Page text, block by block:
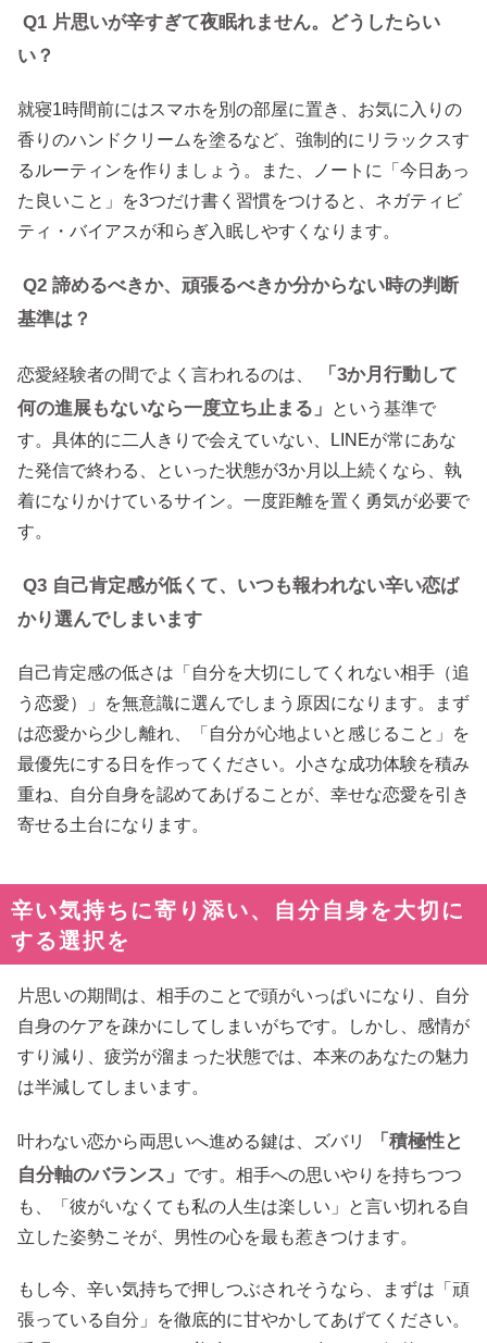
Q1 片思いが辛すぎて夜眠れません。どうしたらい
い？
就寝1時間前にはスマホを別の部屋に置き、お気に入りの
香りのハンドクリームを塗るなど、強制的にリラックスす
るルーティンを作りましょう。また、ノートに「今日あっ
た良いこと」を3つだけ書く習慣をつけると、ネガティビ
ティ・バイアスが和らぎ入眠しやすくなります。
Q2 諦めるべきか、頑張るべきか分からない時の判断
基準は？
恋愛経験者の間でよく言われるのは、
「3か月行動して
何の進展もないなら一度立ち止まる」
という基準で
す。具体的に二人きりで会えていない、LINEが常にあな
た発信で終わる、といった状態が3か月以上続くなら、執
着になりかけているサイン。一度距離を置く勇気が必要で
す。
Q3 自己肯定感が低くて、いつも報われない辛い恋ば
かり選んでしまいます
自己肯定感の低さは「自分を大切にしてくれない相手（追
う恋愛）」を無意識に選んでしまう原因になります。まず
は恋愛から少し離れ、「自分が心地よいと感じること」を
最優先にする日を作ってください。小さな成功体験を積み
重ね、自分自身を認めてあげることが、幸せな恋愛を引き
寄せる土台になります。
辛い気持ちに寄り添い、自分自身を大切に
する選択を
片思いの期間は、相手のことで頭がいっぱいになり、自分
自身のケアを疎かにしてしまいがちです。しかし、感情が
すり減り、疲労が溜まった状態では、本来のあなたの魅力
は半減してしまいます。
叶わない恋から両思いへ進める鍵は、ズバリ
「積極性と
自分軸のバランス」 です。相手への思いやりを持ちつつ
も、「彼がいなくても私の人生は楽しい」と言い切れる自
立した姿勢こそが、男性の心を最も惹きつけます。
もし今、辛い気持ちで押しつぶされそうなら、まずは「頑
張っている自分」を徹底的に甘やかしてあげてください。